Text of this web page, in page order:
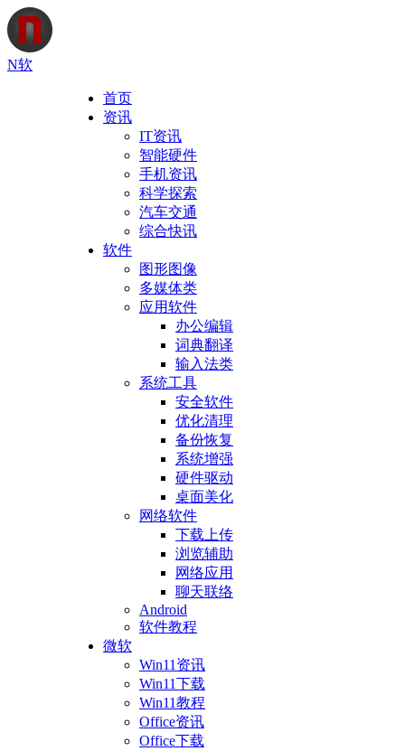
N软
首页
资讯
IT资讯
智能硬件
手机资讯
科学探索
汽车交通
综合快讯
软件
图形图像
多媒体类
应用软件
办公编辑
词典翻译
输入法类
系统工具
安全软件
优化清理
备份恢复
系统增强
硬件驱动
桌面美化
网络软件
下载上传
浏览辅助
网络应用
聊天联络
Android
软件教程
微软
Win11资讯
Win11下载
Win11教程
Office资讯
Office下载